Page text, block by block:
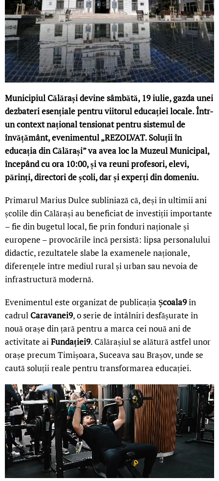
Municipiul Călărași devine sâmbătă, 19 iulie, gazda unei
dezbateri esențiale pentru viitorul educației locale. Într-
un context național tensionat pentru sistemul de
învățământ, evenimentul „REZOLVAT. Soluții în
educația din Călărași” va avea loc la Muzeul Municipal,
începând cu ora 10:00, și va reuni profesori, elevi,
părinți, directori de școli, dar și experți din domeniu.
Primarul Marius Dulce subliniază că, deși în ultimii ani
școlile din Călărași au beneficiat de investiții importante
– fie din bugetul local, fie prin fonduri naționale și
europene – provocările încă persistă: lipsa personalului
didactic, rezultatele slabe la examenele naționale,
diferențele între mediul rural și urban sau nevoia de
infrastructură modernă.
Evenimentul este organizat de publicația Școala9în
cadrul Caravanei9, o serie de întâlniri desfășurate în
nouă orașe din țară pentru a marca cei nouă ani de
activitate aiFundației9. Călărașiul se alătură astfel unor
orașe precum Timișoara, Suceava sau Brașov, unde se
caută soluții reale pentru transformarea educației.